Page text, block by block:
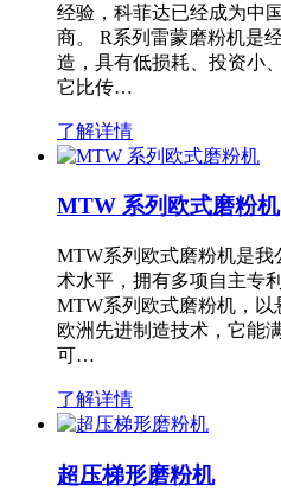
经验，科菲达已经成为中
商。 R系列雷蒙磨粉机是
造，具有低损耗、投资小
它比传…
了解详情
MTW 系列欧式磨粉机
MTW系列欧式磨粉机是
术水平，拥有多项自主专
MTW系列欧式磨粉机，以
欧洲先进制造技术，它能
可…
了解详情
超压梯形磨粉机